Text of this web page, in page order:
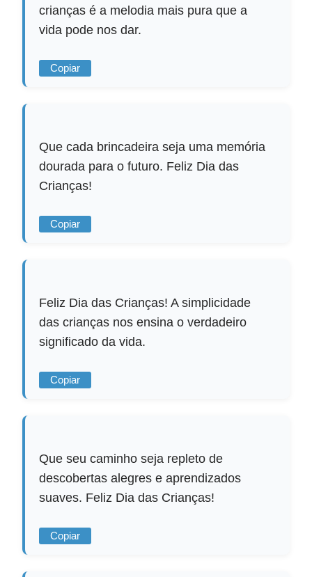
crianças é a melodia mais pura que a
vida pode nos dar.
Copiar
Que cada brincadeira seja uma memória
dourada para o futuro. Feliz Dia das
Crianças!
Copiar
Feliz Dia das Crianças! A simplicidade
das crianças nos ensina o verdadeiro
significado da vida.
Copiar
Que seu caminho seja repleto de
descobertas alegres e aprendizados
suaves. Feliz Dia das Crianças!
Copiar